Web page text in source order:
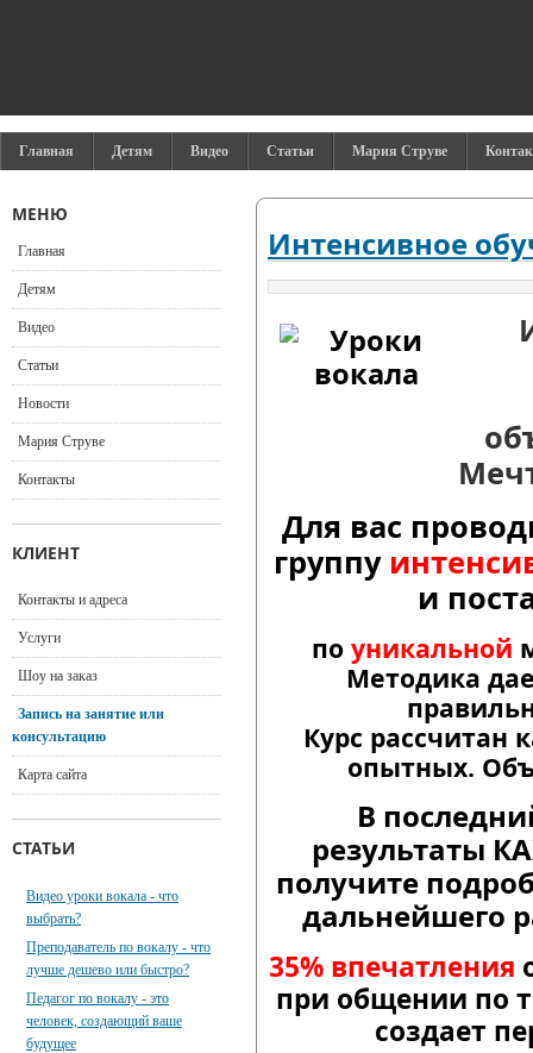
Главная Детям Видео Статьи Мария Струве
Интенсивное
Для вас
группу
и
по уникальной
Методика
Курс рассчитан
опытных.
В
результаты
получите
дальнейшего
35% впечатления
при общении по
создает
МЕНЮ
Главная
Детям
Видео
Статьи
Новости
Мария Струве
Контакты
КЛИЕНТ
Контакты и адреса
Услуги
Шоу на заказ
Запись на занятие или
консультацию
Карта сайта
СТАТЬИ
Видео уроки вокала - что
выбрать?
Преподаватель по вокалу - что
лучше дешево или быстро?
Педагог по вокалу - это
человек, создающий ваше
будущее